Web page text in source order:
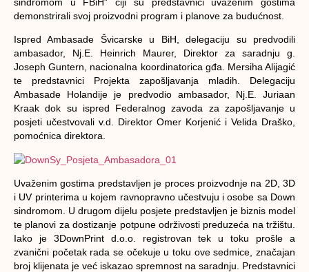
demonstrirali svoj proizvodni program i planove za budućnost.
Ispred Ambasade Švicarske u BiH, delegaciju su predvodili
ambasador, Nj.E. Heinrich Maurer, Direktor za saradnju g.
Joseph Guntern, nacionalna koordinatorica gđa. Mersiha Alijagić
te predstavnici Projekta zapošljavanja mladih. Delegaciju
Ambasade Holandije je predvodio ambasador, Nj.E. Juriaan
Kraak dok su ispred Federalnog zavoda za zapošljavanje u
posjeti učestvovali v.d. Direktor Omer Korjenić i Velida Draško,
pomoćnica direktora.
Uvaženim gostima predstavljen je proces proizvodnje na 2D, 3D
i UV printerima u kojem ravnopravno učestvuju i osobe sa Down
sindromom. U drugom dijelu posjete predstavljen je biznis model
te planovi za dostizanje potpune održivosti preduzeća na tržištu.
Iako je 3DownPrint d.o.o. registrovan tek u toku prošle a
zvanični početak rada se očekuje u toku ove sedmice, značajan
broj klijenata je već iskazao spremnost na saradnju. Predstavnici